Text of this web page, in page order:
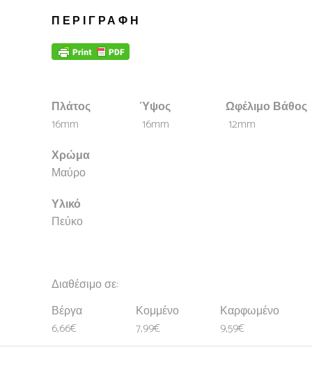
ΠΕΡΙΓΡΑΦΉ
Πλάτος
16mm
Ύψος
16mm
Ωφέλιμο Βάθος
12mm
Χρώμα
Μαύρο
Υλικό
Πεύκο
Διαθέσιμο σε:
Βέργα
6,66€
Κομμένο
7,99€
Καρφωμένο
9,59€